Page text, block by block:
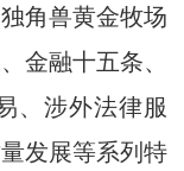
角兽黄金牧场
金融十五条、
、涉外法律服
发展等系列特